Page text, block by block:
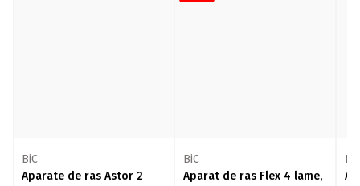
BiC
Aparate de ras Astor 2
BiC
Aparat de ras Flex 4 lame,
BiC